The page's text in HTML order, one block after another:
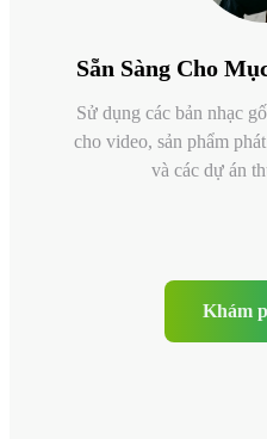
Sẵn Sàng Cho
Sử dụng các bản nhạc
cho video, sản phẩm
và các dự án
Khám